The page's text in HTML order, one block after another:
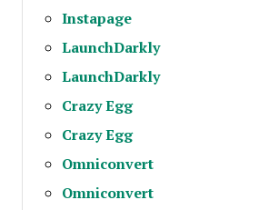
Instapage
LaunchDarkly
LaunchDarkly
Crazy Egg
Crazy Egg
Omniconvert
Omniconvert